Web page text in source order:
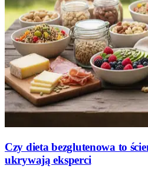
Czy dieta bezglutenowa to
ukrywają eksperci